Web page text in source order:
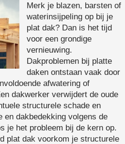
Merk je blazen, barsten of
waterinsijpeling op bij je
plat dak? Dan is het tijd
voor een grondige
vernieuwing.
Dakproblemen bij platte
daken ontstaan vaak door
afwatering of
dakwerker verwijdert de oude
structurele schade en
en dakbedekking volgens de
je het probleem bij de kern op.
plat dak voorkom je structurele